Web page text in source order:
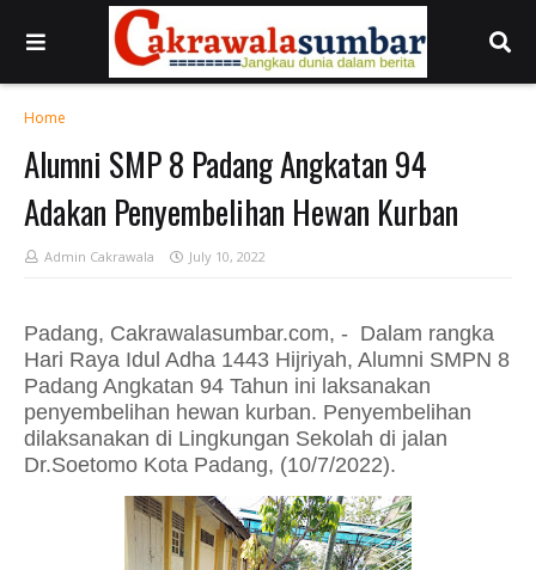
Home
Alumni SMP 8 Padang Angkatan 94
Adakan Penyembelihan Hewan Kurban
Admin Cakrawala July 10, 2022
Padang, Cakrawalasumbar.com, - Dalam rangka
Hari Raya Idul Adha 1443 Hijriyah, Alumni SMPN 8
Padang Angkatan 94 Tahun ini laksanakan
penyembelihan hewan kurban. Penyembelihan
dilaksanakan di Lingkungan Sekolah di jalan
Dr.Soetomo Kota Padang, (10/7/2022).